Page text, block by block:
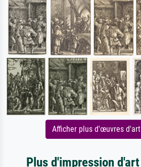
Afficher plus d'œuvres
Plus d'impression